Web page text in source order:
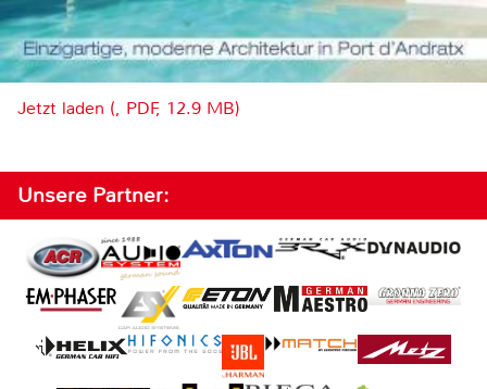
Jetzt laden (, PDF, 12.9 MB)
Unsere Partner: